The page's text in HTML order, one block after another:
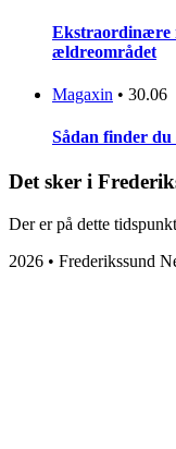
Ekstraordinære
ældreområdet
Magaxin • 30.06
Sådan finder
Det sker i
Der er på dette
2026 • Frederikssund